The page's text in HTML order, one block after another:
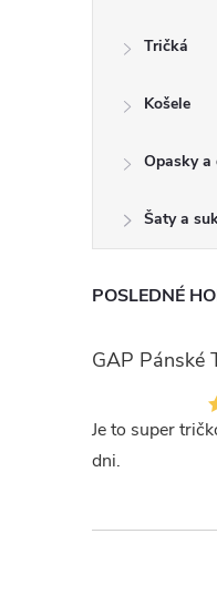
Tričká
Košele
Opasky a
Šaty a
POSLEDNÉ
Je to super
dni.